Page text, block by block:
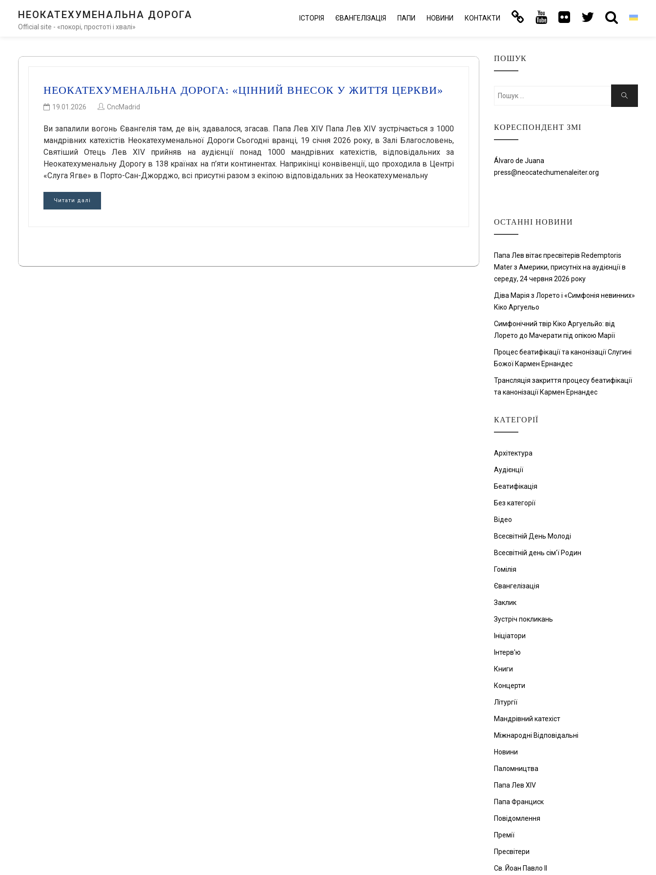
НЕОКАТЕХУМЕНАЛЬНА ДОРОГА
Official site - «покорі, простоті і хвалі»
ІСТОРІЯ ЄВАНГЕЛІЗАЦІЯ ПАПИ НОВИНИ КОНТАКТИ
НЕОКАТЕХУМЕНАЛЬНА ДОРОГА: «ЦІННИЙ ВНЕСОК У ЖИТТЯ ЦЕРКВИ»
19.01.2026 CncMadrid
Ви запалили вогонь Євангелія там, де він, здавалося, згасав. Папа Лев XIV Папа Лев XIV зустрічається з 1000
мандрівних катехістів Неокатехуменальної Дороги Сьогодні вранці, 19 січня 2026 року, в Залі Благословень,
Святіший Отець Лев XIV прийняв на аудієнції понад 1000 мандрівних катехістів, відповідальних за
Неокатехуменальну Дорогу в 138 країнах на п’яти континентах. Наприкінці конвівенції, що проходила в Центрі
«Слуга Ягве» в Порто-Сан-Джорджо, всі присутні разом з екіпою відповідальних за Неокатехуменальну
Читати далі
ПОШУК
Шукати:
Пошук
КОРЕСПОНДЕНТ ЗМІ
Álvaro de Juana
press@neocatechumenaleiter.org
ОСТАННІ НОВИНИ
Папа Лев вітає пресвітерів Redemptoris
Mater з Америки, присутніх на аудієнції в
середу, 24 червня 2026 року
Діва Марія з Лорето і «Симфонія невинних»
Кіко Аргуельо
Симфонічний твір Кіко Аргуельйо: від
Лорето до Мачерати під опікою Марії
Процес беатифікації та канонізації Слугині
Божої Кармен Ернандес
Трансляція закриття процесу беатифікації
та канонізації Кармен Ернандес
КАТЕГОРІЇ
Архітектура
Аудієнції
Беатифікація
Без категорії
Відео
Всесвітній День Молоді
Всесвітній день сім'ї Родин
Гомілія
Євангелізація
Заклик
Зустріч покликань
Ініціатори
Інтерв'ю
Книги
Концерти
Літургії
Мандрівний катехіст
Міжнародні Відповідальні
Новини
Паломництва
Папа Лев ХІV
Папа Франциск
Повідомлення
Премії
Пресвітери
Св. Йоан Павло ІІ